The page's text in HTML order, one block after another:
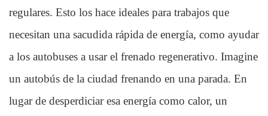
regulares. Esto los hace ideales para trabajos que
necesitan una sacudida rápida de energía, como ayudar
a los autobuses a usar el frenado regenerativo. Imagine
un autobús de la ciudad frenando en una parada. En
lugar de desperdiciar esa energía como calor, un